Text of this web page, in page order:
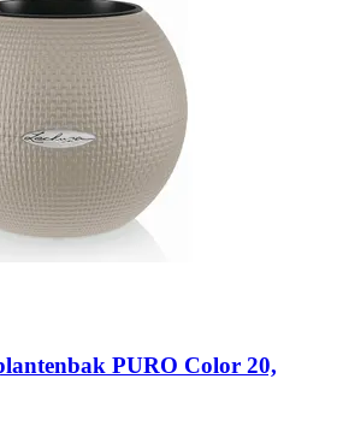
PURO Color 20,